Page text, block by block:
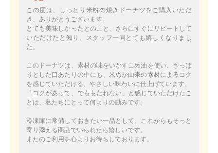
この度は、しっとり米粉の焼きドーナツをご購入いただ
き、ありがとうございます。
とても美味しかったとのこと、さらにすぐにリピートして
いただけたと知り、スタッフ一同とても嬉しくなりまし
た。
このドーナツは、素材の味をいかすこめ油を使い、さっぱ
りとした口あたりの中にも、米ぬか由来の素材によるコク
を感じていただける、やさしい味わいに仕上げています。
「コクがあって、でももたれない」と感じていただけたこ
とは、私たちにとって何よりの励みです。
冷凍庫に常備しておきたい一品として、これからもそっと
寄り添える商品でいられたら嬉しいです。
またのご利用を心よりお待ちしております。